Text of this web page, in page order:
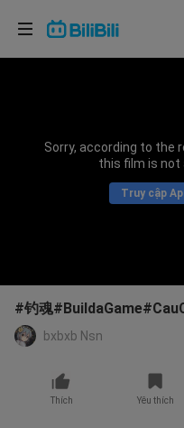
Sorry, according to the
this film is not
Truy cập
#钓魂
bxbxb Nsn
Thích Yêu thích
Lựa chọn ngôn ngữ
Bahasa Indonesia